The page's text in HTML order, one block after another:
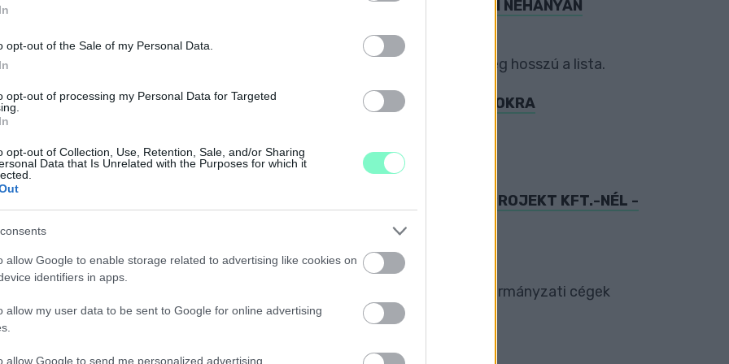
opt-out of the Sale of my Personal Data.
opt-out of processing my Personal Data for Targeted
opt-out of Collection, Use, Retention, Sale, and/or Sharing
Data that Is Unrelated with the Purposes for which it
allow Google to enable storage related to advertising like cookies on
identifiers in apps.
allow my user data to be sent to Google for online advertising
allow Google to send me personalized advertising.
ELSZÁMOLTATÁS LESZ" – GYŐRBEN IS ELKEZDHETNEK IZZADNI NÉHÁNYAN
gazdasági felelősségre vonást ígér, városunkban pedig már most is elég hosszú a lista.
FORINTOT KAPOTT AZ NKA-TÓL KÖZÖSSÉGÉPÍTŐ PROGRAMOKRA
el arra, hogy a győri advent fénye mindenkié lehessen.
CIVIL RUHÁS RENDŐRNYOMOZÓK JELENTEK MEG A GYŐR PROJEKT KFT.-NÉL -
hanem konkrét nyomozati lépések is történnek a Győr-Szol és más önkormányzati cégek
A GYŐR PROJEKT KFT.-NÉL